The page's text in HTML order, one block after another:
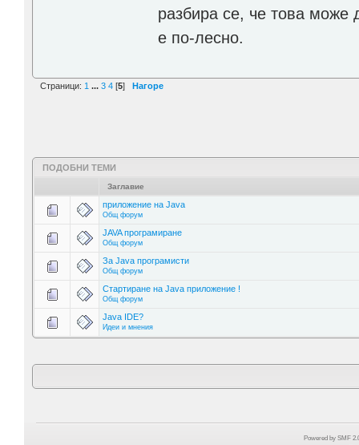
разбира се, че това може
е по-лесно.
Страници: 1 ... 3 4 [5] Нагоре
ПОДОБНИ ТЕМИ
Заглавие
приложение на Java
Общ форум
JAVA програмиране
Общ форум
За Java програмисти
Общ форум
Стартиране на Java приложение !
Общ форум
Java IDE?
Идеи и мнения
Powered by SMF